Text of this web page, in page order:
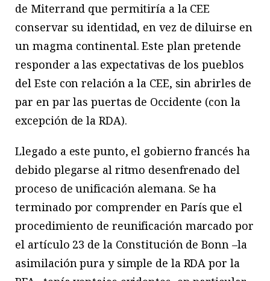
de Miterrand que permitiría a la CEE
conservar su identidad, en vez de diluirse en
un magma continental. Este plan pretende
responder a las expectativas de los pueblos
del Este con relación a la CEE, sin abrirles de
par en par las puertas de Occidente (con la
excepción de la RDA).
Llegado a este punto, el gobierno francés ha
debido plegarse al ritmo desenfrenado del
proceso de unificación alemana. Se ha
terminado por comprender en París que el
procedimiento de reunificación marcado por
el artículo 23 de la Constitución de Bonn –la
asimilación pura y simple de la RDA por la